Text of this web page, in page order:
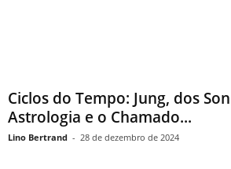
Ciclos do Tempo: Jung, dos
Astrologia e o Chamado...
Lino Bertrand - 28 de dezembro de 2024